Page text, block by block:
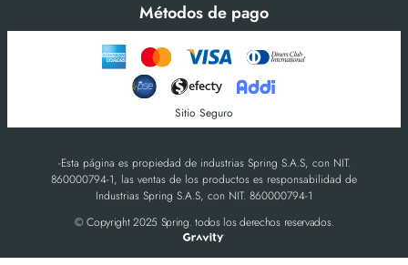
Métodos de pago
Sitio Seguro
-Esta página es propiedad de industrias Spring S.A.S, con NIT.
860000794-1, las ventas de los productos es responsabilidad de
Industrias Spring S.A.S, con NIT. 860000794-1
© Copyright 2025 Spring. todos los derechos reservados.